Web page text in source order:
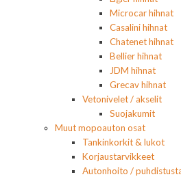
Microcar hihnat
Casalini hihnat
Chatenet hihnat
Bellier hihnat
JDM hihnat
Grecav hihnat
Vetonivelet / akselit
Suojakumit
Muut mopoauton osat
Tankinkorkit & lukot
Korjaustarvikkeet
Autonhoito /